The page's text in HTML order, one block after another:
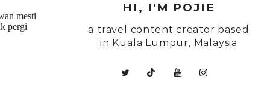
mesti
pergi
HI, I'M POJIE
a travel content creator based
in Kuala Lumpur, Malaysia